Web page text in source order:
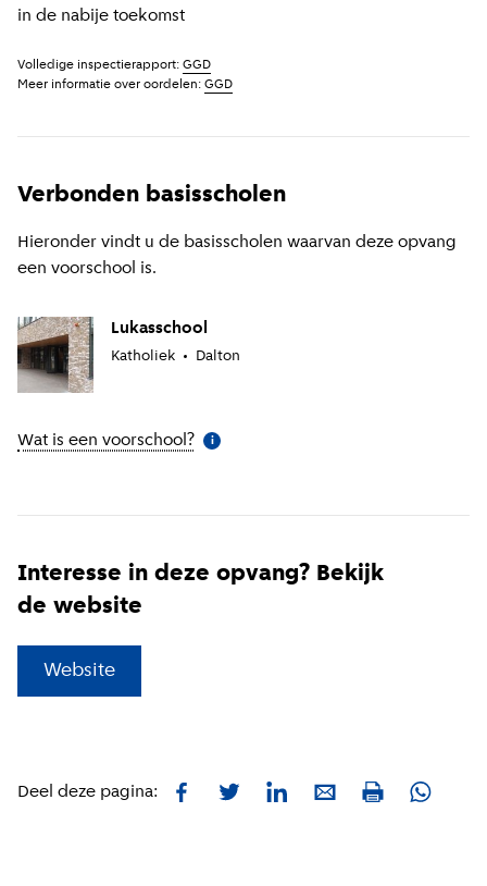
in de nabije toekomst
Volledige inspectierapport: GGD
Meer informatie over oordelen: GGD
Verbonden basisscholen
Hieronder vindt u de basisscholen waarvan deze opvang
een voorschool is.
Lukasschool
Katholiek Dalton
Wat is een voorschool? Meer informatie
i
Interesse in deze opvang? Bekijk
de website
Website
Deel deze pagina: FacebookTwitterLinkedInE-mailPrint